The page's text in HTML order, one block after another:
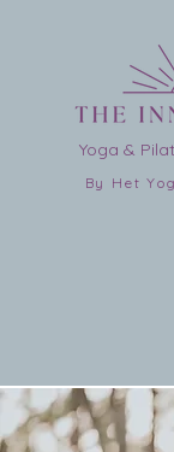
Yoga &
By Het